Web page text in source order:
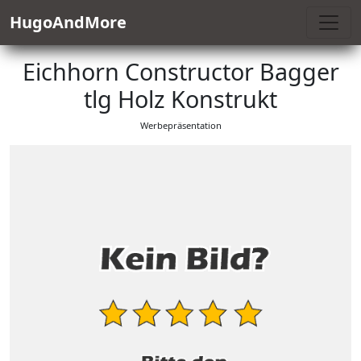
HugoAndMore
Eichhorn Constructor Bagger
tlg Holz Konstrukt
Werbepräsentation